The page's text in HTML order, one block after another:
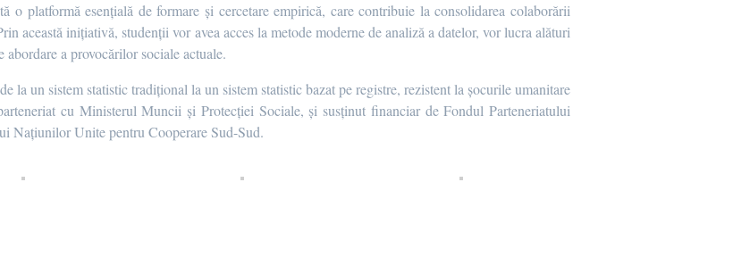
o platformă esențială de formare și cercetare empirică, care contribuie la consolidarea colaborării
această inițiativă, studenții vor avea acces la metode moderne de analiză a datelor, vor lucra alături
a provocărilor sociale actuale.
la un sistem statistic tradițional la un sistem statistic bazat pe registre, rezistent la șocurile umanitare
cu Ministerul Muncii și Protecției Sociale, și susținut financiar de Fondul Parteneriatului
Națiunilor Unite pentru Cooperare Sud-Sud.